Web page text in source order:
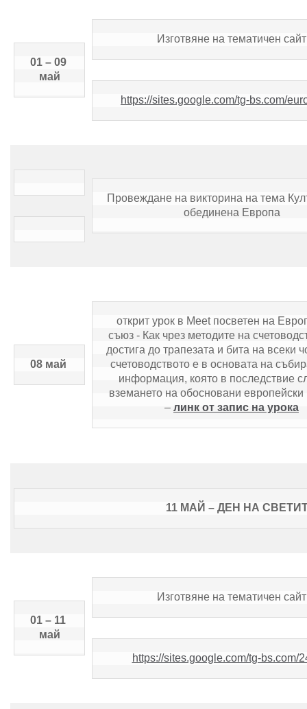
01 – 09
май
Изготвяне на тематичен сайт
https://sites.google.com/tg-bs.com/
Провеждане на викторина на тема
обединена Европа
08 май
открит урок в Meet посветен на
съюз - Как чрез методите на
достига до трапезата и бита на всеки
счетоводството е в основата на
информация, която в последствие
вземането на обосновани
– линк от запис на урока
11 МАЙ – ДЕН НА
01 – 11
май
Изготвяне на тематичен сайт
https://sites.google.com/tg-bs.com/